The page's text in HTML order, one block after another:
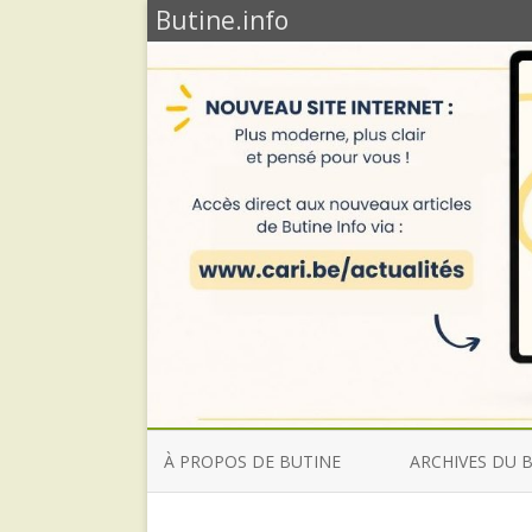
Butine.info
À PROPOS DE BUTINE ARCHIVES DU